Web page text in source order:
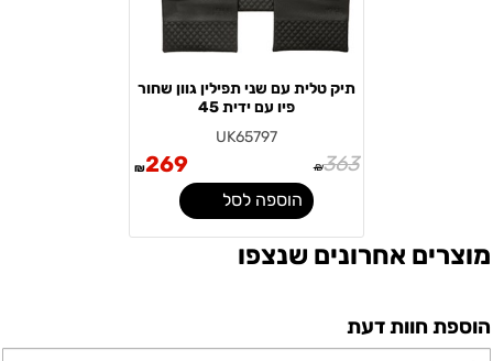
תיק טלית עם שני תפילין גוון שחור
פיו עם ידית 45
UK65797
₪363
₪269
הוספה לסל
מוצרים אחרונים שנצפו
הוספת חוות דעת